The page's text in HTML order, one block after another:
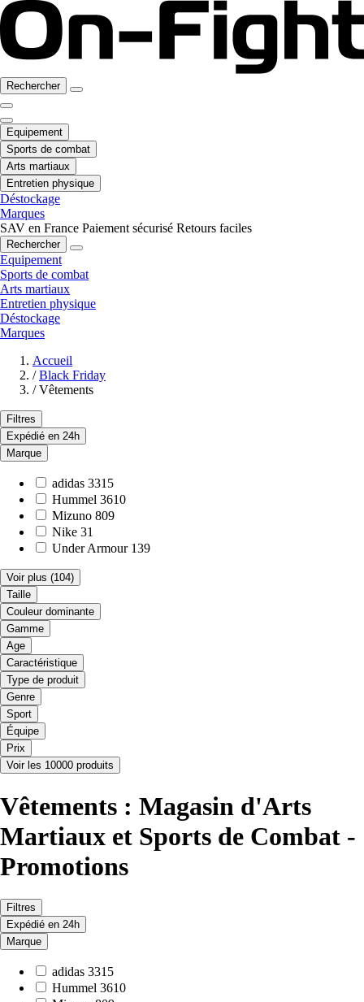
Rechercher
Equipement
Sports de combat
Arts martiaux
Entretien physique
Déstockage
Marques
SAV en France Paiement sécurisé Retours faciles
Rechercher
Equipement
Sports de combat
Arts martiaux
Entretien physique
Déstockage
Marques
Accueil
/ Black Friday
/ Vêtements
Filtres
Expédié en 24h
Marque
adidas 3315
Hummel 3610
Mizuno 809
Nike 31
Under Armour 139
Voir plus (104)
Taille
Couleur dominante
Gamme
Age
Caractéristique
Type de produit
Genre
Sport
Équipe
Prix
Voir les 10000 produits
Vêtements : Magasin d'Arts
Martiaux et Sports de Combat -
Promotions
Filtres
Expédié en 24h
Marque
adidas 3315
Hummel 3610